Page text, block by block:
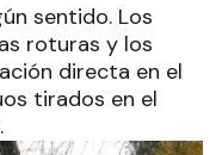
sentido. Los
roturas y los
directa en el
tirados en el